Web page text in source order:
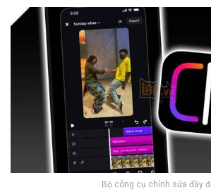
Bộ công cụ chỉnh sửa đầy